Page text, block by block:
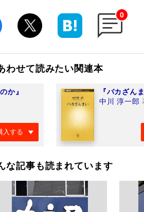
0
わせて読みたい関連本
か』
入する
『バカざん
中川 淳一郎
な記事も読まれています